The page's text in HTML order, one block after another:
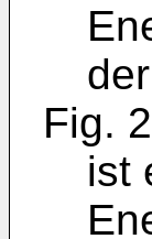
Fig. 2
ist